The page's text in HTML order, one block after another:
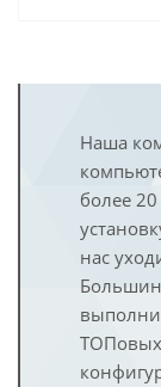
Наша
более 20
нас